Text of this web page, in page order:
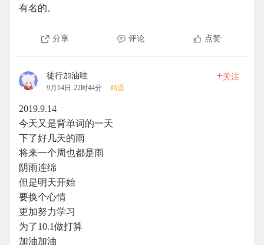
有名的。
分享 评论 点赞
徒行加油哇
9月14日 22时44分 精选
+关注
2019.9.14
今天又是背单词的一天
下了好几天的雨
将来一个周也都是雨
阴雨连绵
但是明天开始
要换个心情
更加努力学习
为了10.1做打算
加油加油